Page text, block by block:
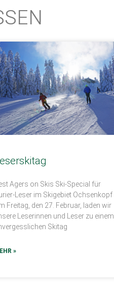
Agers on Skis Ski-Special für
Leser im Skigebiet Ochsenkopf
Freitag, den 27. Februar, laden wir
Leserinnen und Leser zu einem
Skitag
»